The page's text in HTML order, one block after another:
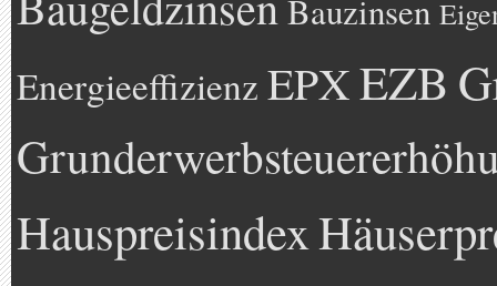
Bauzinsen
Energieeffizienz EPXEZB
Hauspreisindex